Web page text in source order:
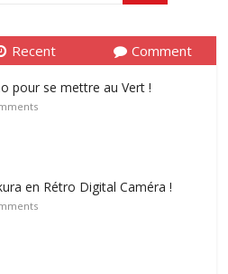
Recent Comment
pour se mettre au Vert !
en Rétro Digital Caméra !